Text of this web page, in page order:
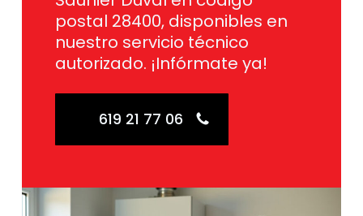
postal 28400, disponibles en
nuestro servicio técnico
autorizado. ¡Infórmate ya!
619 21 77 06